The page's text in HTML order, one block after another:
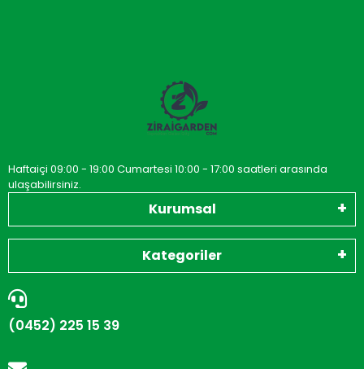
Haftaiçi 09:00 - 19:00 Cumartesi 10:00 - 17:00 saatleri arasında
ulaşabilirsiniz.
Kurumsal
Kategoriler
(0452) 225 15 39